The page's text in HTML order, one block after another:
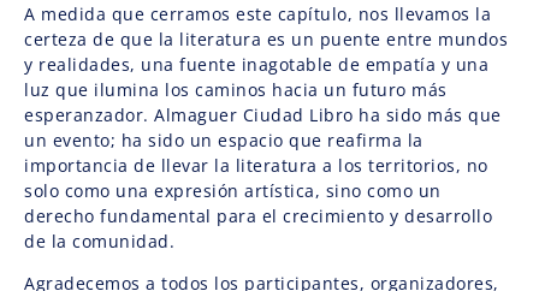
A medida que cerramos este capítulo, nos llevamos la
certeza de que la literatura es un puente entre mundos
y realidades, una fuente inagotable de empatía y una
luz que ilumina los caminos hacia un futuro más
esperanzador. Almaguer Ciudad Libro ha sido más que
un evento; ha sido un espacio que reafirma la
importancia de llevar la literatura a los territorios, no
solo como una expresión artística, sino como un
derecho fundamental para el crecimiento y desarrollo
de la comunidad.
Agradecemos a todos los participantes, organizadores,